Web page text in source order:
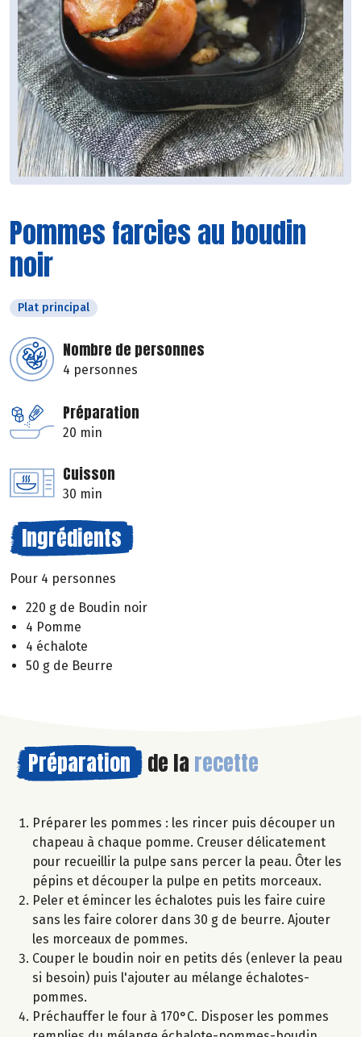
Pommes farcies au boudin
noir
Plat principal
Nombre de personnes
4 personnes
Préparation
20 min
Cuisson
30 min
Ingrédients
Pour 4 personnes
220 g de Boudin noir
4 Pomme
4 échalote
50 g de Beurre
Préparation de la recette
Préparer les pommes : les rincer puis découper un
chapeau à chaque pomme. Creuser délicatement
pour recueillir la pulpe sans percer la peau. Ôter les
pépins et découper la pulpe en petits morceaux.
Peler et émincer les échalotes puis les faire cuire
sans les faire colorer dans 30 g de beurre. Ajouter
les morceaux de pommes.
Couper le boudin noir en petits dés (enlever la peau
si besoin) puis l'ajouter au mélange échalotes-
pommes.
Préchauffer le four à 170°C. Disposer les pommes